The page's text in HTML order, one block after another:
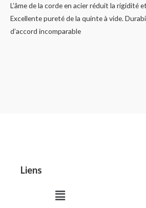
L’âme de la corde en acier réduit la rigidité
Excellente pureté de la quinte à vide.
d’accord incomparable
Liens
Menu